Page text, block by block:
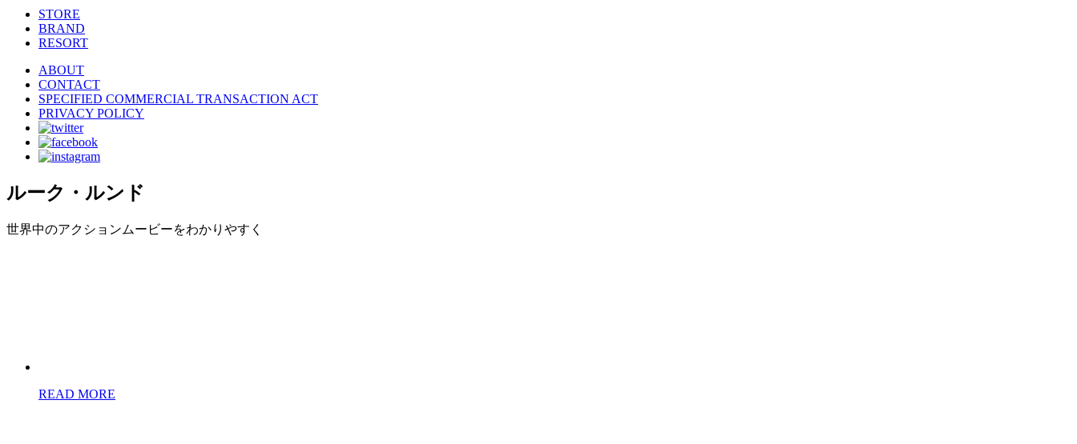
STORE
BRAND
RESORT
ABOUT
CONTACT
SPECIFIED COMMERCIAL TRANSACTION ACT
PRIVACY POLICY
ルーク・ルンド
世界中のアクションムービーをわかりやすく
READ MORE